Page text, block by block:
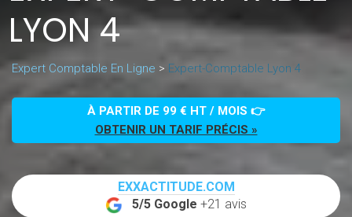
LYON 4
Expert Comptable En Ligne > Expert-Comptable Lyon 4
À PARTIR DE 99 € HT / MOIS 👉
OBTENIR UN TARIF PRÉCIS »
EXXACTITUDE.COM
5/5 Google +21 avis